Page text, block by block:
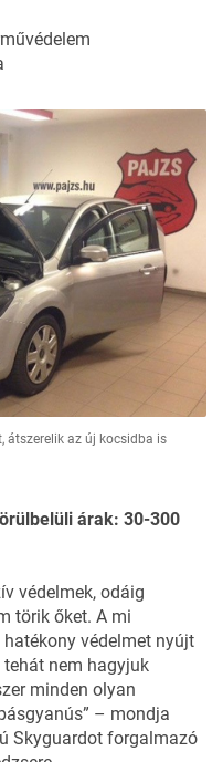
átszerelik az új kocsidba is
árak: 30-300
védelmek, odáig
törik őket. A mi
védelmet nyújt
nem hagyjuk
minden olyan
– mondja
Skyguardot forgalmazó